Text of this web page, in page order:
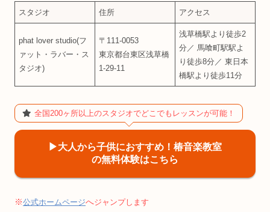
スタジオ 住所 アクセス
phat lover studio(フ
ァット・ラバー・ス
タジオ)
〒111-0053
東京都台東区浅草橋
1-29-11
浅草橋駅より徒歩2
分／ 馬喰町駅駅よ
り徒歩8分／ 東日本
橋駅より徒歩11分
全国200ヶ所以上のスタジオでどこでもレッスンが可能！
▶︎大人から子供におすすめ！椿音楽教室
の無料体験はこちら
※公式ホームページへジャンプします